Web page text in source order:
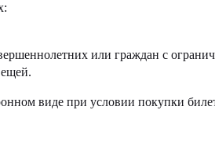
или граждан с
виде при условии покупки